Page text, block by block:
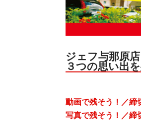
ジェフ与那原
３つの思い出
動画で残そう！／締
写真で残そう！／締